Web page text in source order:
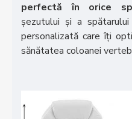
perfectă în orice
șezutului și a
personalizată care îți
sănătatea coloanei